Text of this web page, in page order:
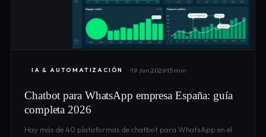
IA & AUTOMATIZACIÓN 19 Jun 202615 min
Chatbot para WhatsApp empresa España: guía
completa 2026
Hay más de 40 plataformas de chatbot para WhatsApp en el